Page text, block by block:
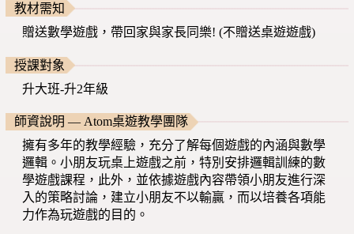
教材需知
贈送數學遊戲，帶回家與家長同樂! (不贈送桌遊遊戲)
授課對象
升大班-升2年級
師資說明 — Atom桌遊教學團隊
擁有多年的教學經驗，充分了解每個遊戲的內涵與數學
邏輯。小朋友玩桌上遊戲之前，特別安排邏輯訓練的數
學遊戲課程，此外，並依據遊戲內容帶領小朋友進行深
入的策略討論，建立小朋友不以輸贏，而以培養各項能
力作為玩遊戲的目的。